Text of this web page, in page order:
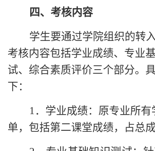
四、考核内容
学生要通过学院组织的转
考核内容包括学业成绩、专业
试、综合素质评价三个部分。
下：
1．学业成绩：原专业所有
单，包括第二课堂成绩，占总